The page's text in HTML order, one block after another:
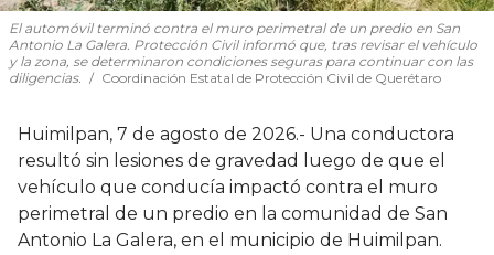
El automóvil terminó contra el muro perimetral de un predio en San
Antonio La Galera. Protección Civil informó que, tras revisar el vehículo
y la zona, se determinaron condiciones seguras para continuar con las
diligencias.
Coordinación Estatal de Protección Civil de Querétaro
Huimilpan, 7 de agosto de 2026.- Una conductora
resultó sin lesiones de gravedad luego de que el
vehículo que conducía impactó contra el muro
perimetral de un predio en la comunidad de San
Antonio La Galera, en el municipio de Huimilpan.